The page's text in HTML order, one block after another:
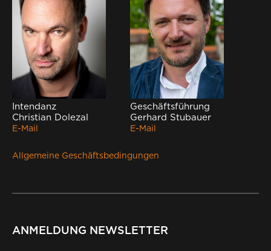
Intendanz
Christian Dolezal
E-Mail
Geschäftsführung
Gerhard Stubauer
E-Mail
Allgemeine Geschäftsbedingungen
ANMELDUNG NEWSLETTER